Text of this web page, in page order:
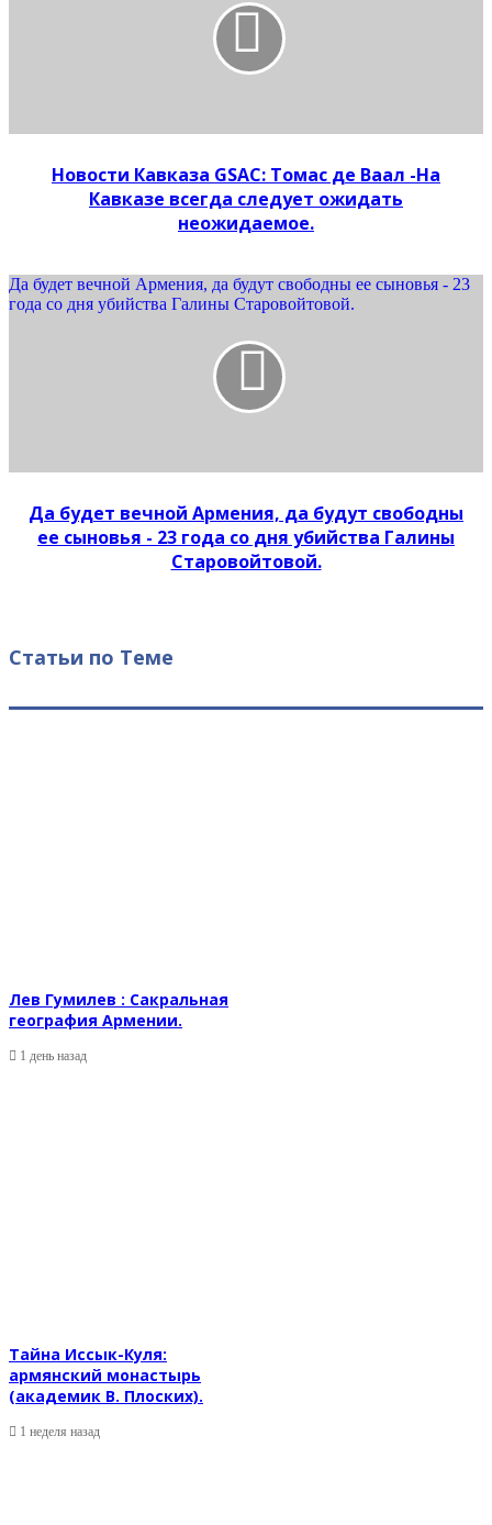
Новости Кавказа GSAC: Томас де Ваал -На
Кавказе всегда следует ожидать
неожидаемое.
Да будет вечной Армения, да будут свободны ее сыновья - 23
года со дня убийства Галины Старовойтовой.
Да будет вечной Армения, да будут свободны
ее сыновья - 23 года со дня убийства Галины
Старовойтовой.
Статьи по Теме
Лев Гумилев : Сакральная
география Армении.
1 день назад
Тайна Иссык-Куля:
армянский монастырь
(академик В. Плоских).
1 неделя назад